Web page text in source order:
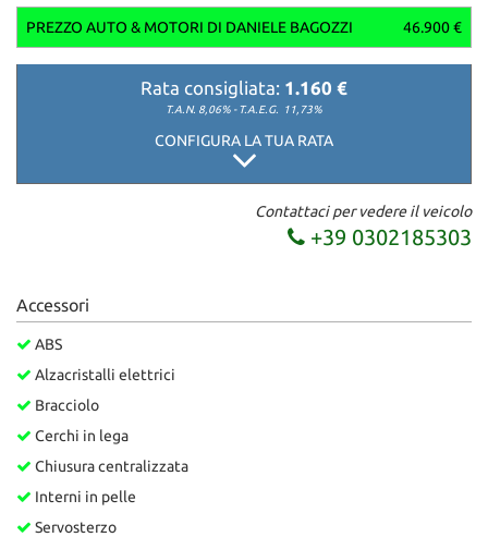
PREZZO AUTO & MOTORI DI DANIELE BAGOZZI 46.900 €
Rata consigliata: 1.160 €
T.A.N. 8,06% - T.A.E.G. 11,73%
CONFIGURA LA TUA RATA
Contattaci per vedere il veicolo
+39 0302185303
Accessori
ABS
Alzacristalli elettrici
Bracciolo
Cerchi in lega
Chiusura centralizzata
Interni in pelle
Servosterzo